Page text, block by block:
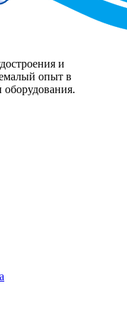
и
опыт в
оборудования.